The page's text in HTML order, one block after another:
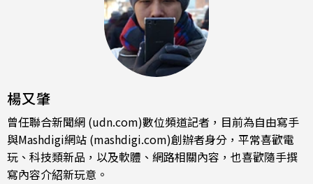
楊又肇
曾任聯合新聞網 (udn.com)數位頻道記者，目前為自由寫手
與Mashdigi網站 (mashdigi.com)創辦者身分，平常喜歡電
玩、科技類新品，以及軟體、網路相關內容，也喜歡隨手撰
寫內容介紹新玩意。